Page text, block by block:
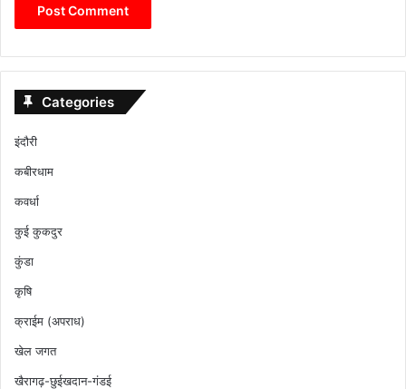
Categories
इंदौरी
कबीरधाम
कवर्धा
कुई कुकदुर
कुंडा
कृषि
क्राईम (अपराध)
खेल जगत
खैरागढ़-छुईखदान-गंडई